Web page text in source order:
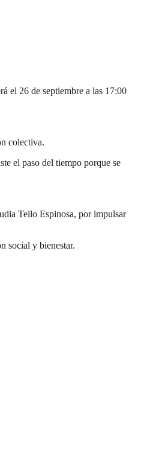
el 26 de septiembre a las 17:00
colectiva.
el paso del tiempo porque se
Tello Espinosa, por impulsar
social y bienestar.